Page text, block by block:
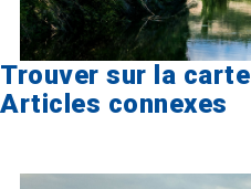
Trouver sur la carte
Articles connexes